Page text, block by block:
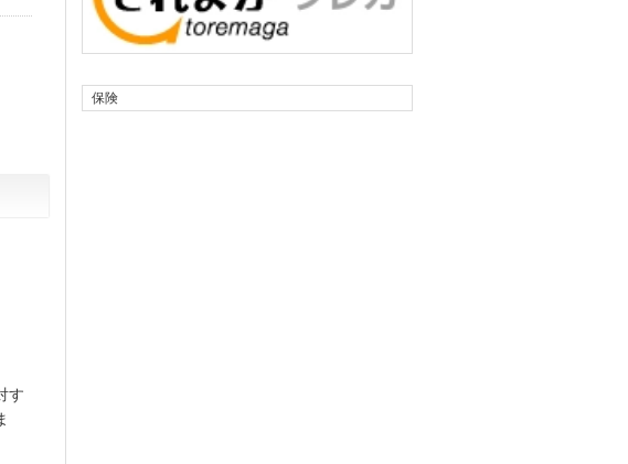
す
保険